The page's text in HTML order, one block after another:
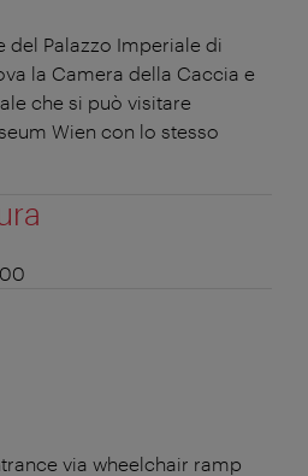
del Palazzo Imperiale di
la Camera della Caccia e
che si può visitare
Wien con lo stesso
via wheelchair ramp